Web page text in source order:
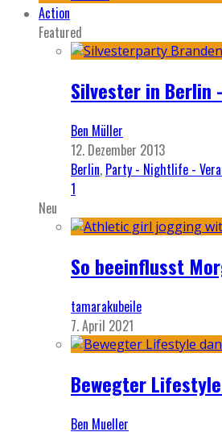
Action
Featured
Silvester in Berlin
Ben Müller
12. Dezember 2013
Berlin, Party - Nightlife -
1
Neu
So beeinflusst
tamarakubeile
7. April 2021
Bewegter
Ben Mueller